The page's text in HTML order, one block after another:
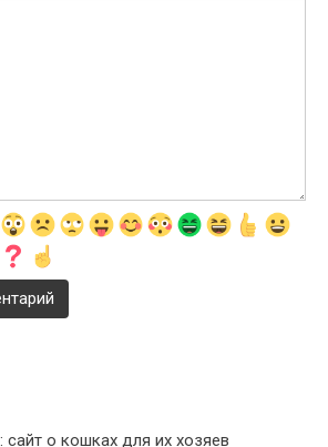
о кошках для их хозяев